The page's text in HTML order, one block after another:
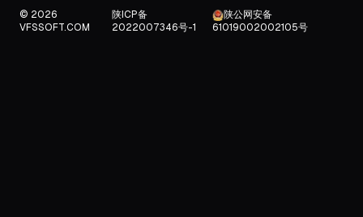
© 2026
VFSSOFT.COM
陕ICP备
2022007346号-1
陕公网安备
61019002002105号